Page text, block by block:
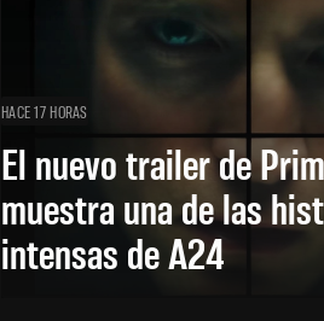
HACE 17 HORAS
El nuevo trailer de
muestra una de las
intensas de A24